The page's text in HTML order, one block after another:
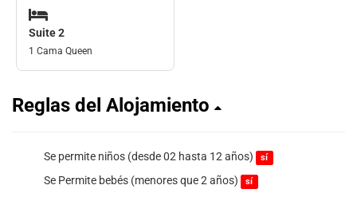
Suite 2
1 Cama Queen
Reglas del Alojamiento
Se permite niños (desde 02 hasta 12 años) sí
Se Permite bebés (menores que 2 años) sí